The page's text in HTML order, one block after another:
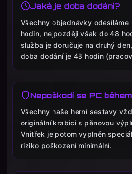
Jaká je doba dodání?
Všechny objednávky odesíláme
hodin, nejpozději však do 48
služba je doručuje na druhý
doba dodání je 48 hodin
Nepoškodí se PC
Všechny naše herní sestavy
originální krabici s pěnovou
Vnitřek je potom vyplněn
riziko poškození minimální.